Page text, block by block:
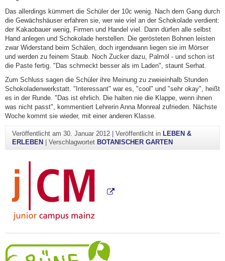
Das allerdings kümmert die Schüler der 10c wenig. Nach dem Gang durch
die Gewächshäuser erfahren sie, wer wie viel an der Schokolade verdient:
der Kakaobauer wenig, Firmen und Handel viel. Dann dürfen alle selbst
Hand anlegen und Schokolade herstellen. Die gerösteten Bohnen leisten
zwar Widerstand beim Schälen, doch irgendwann liegen sie im Mörser
und werden zu feinem Staub. Noch Zucker dazu, Palmöl - und schon ist
die Paste fertig. "Das schmeckt besser als im Laden", staunt Serhat.
Zum Schluss sagen die Schüler ihre Meinung zu zweieinhalb Stunden
Schokoladenwerkstatt. "Interessant" war es, "cool" und "sehr okay", heißt
es in der Runde. "Das ist ehrlich. Die halten nie die Klappe, wenn ihnen
was nicht passt", kommentiert Lehrerin Anna Monreal zufrieden. Nächste
Woche kommt sie wieder, mit einer anderen Klasse.
Veröffentlicht am 30. Januar 2012| Veröffentlicht in LEBEN &
ERLEBEN
Verschlagwortet BOTANISCHER GARTEN